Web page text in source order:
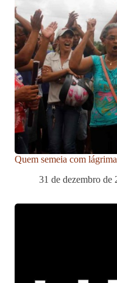
Quem semeia com
31 de dezembro de